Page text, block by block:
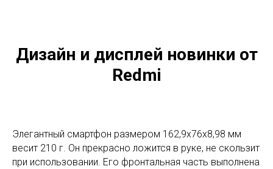
Дизайн и дисплей новинки от
Redmi
Элегантный смартфон размером 162,9х76х8,98 мм
весит 210 г. Он прекрасно ложится в руке, не скользит
при использовании. Его фронтальная часть выполнена